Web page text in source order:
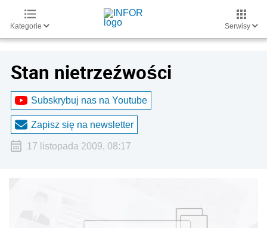
Kategorie Serwisy
Stan nietrzeźwości
Subskrybuj nas na Youtube
Zapisz się na newsletter
17 listopada 2009, 08:17